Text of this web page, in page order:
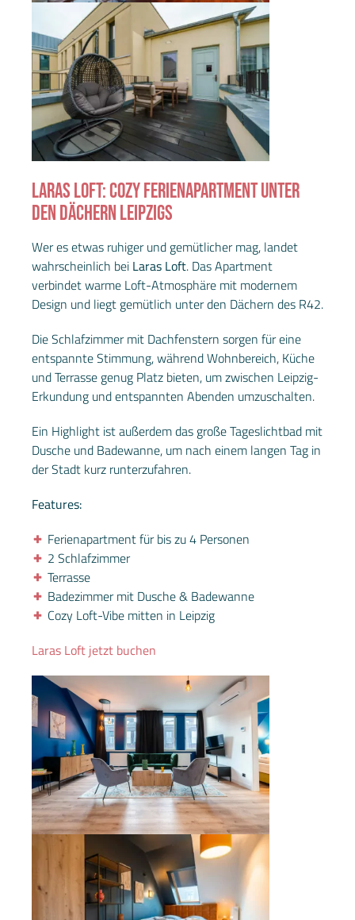
LARAS LOFT: COZY FERIENAPARTMENT UNTER
DEN DÄCHERN LEIPZIGS
Wer es etwas ruhiger und gemütlicher mag, landet
wahrscheinlich bei Laras Loft. Das Apartment
verbindet warme Loft-Atmosphäre mit modernem
Design und liegt gemütlich unter den Dächern des R42.
Die Schlafzimmer mit Dachfenstern sorgen für eine
entspannte Stimmung, während Wohnbereich, Küche
und Terrasse genug Platz bieten, um zwischen Leipzig-
Erkundung und entspannten Abenden umzuschalten.
Ein Highlight ist außerdem das große Tageslichtbad mit
Dusche und Badewanne, um nach einem langen Tag in
der Stadt kurz runterzufahren.
Features:
Ferienapartment für bis zu 4 Personen
2 Schlafzimmer
Terrasse
Badezimmer mit Dusche & Badewanne
Cozy Loft-Vibe mitten in Leipzig
Laras Loft jetzt buchen